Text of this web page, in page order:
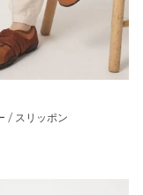
/ スリッポン